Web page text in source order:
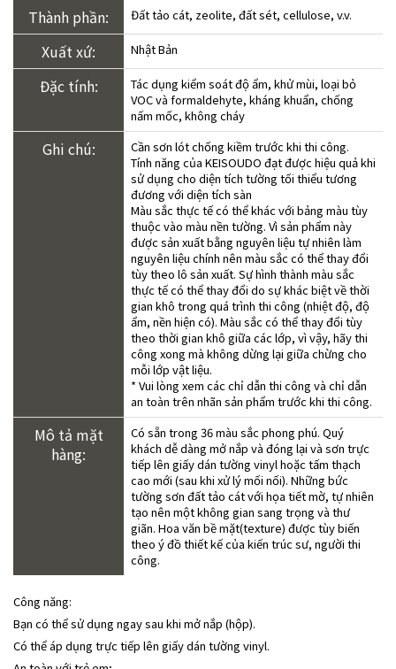
Thành phần: Đất tảo cát, zeolite, đất sét, cellulose, v.v.
Xuất xứ: Nhật Bản
Đặc tính:
Tác dụng kiểm soát độ ẩm, khử mùi, loại bỏ
VOC và formaldehyte, kháng khuẩn, chống
nấm mốc, không cháy
Ghi chú:
Cần sơn lót chống kiềm trước khi thi công.
Tính năng của KEISOUDO đạt được hiệu quả khi
sử dụng cho diện tích tường tối thiểu tương
đương với diện tích sàn
Màu sắc thực tế có thể khác với bảng màu tùy
thuộc vào màu nền tường. Vì sản phẩm này
được sản xuất bằng nguyên liệu tự nhiên làm
nguyên liệu chính nên màu sắc có thể thay đổi
tùy theo lô sản xuất. Sự hình thành màu sắc
thực tế có thể thay đổi do sự khác biệt về thời
gian khô trong quá trình thi công (nhiệt độ, độ
ẩm, nền hiện có). Màu sắc có thể thay đổi tùy
theo thời gian khô giữa các lớp, vì vậy, hãy thi
công xong mà không dừng lại giữa chừng cho
mỗi lớp vật liệu.
* Vui lòng xem các chỉ dẫn thi công và chỉ dẫn
an toàn trên nhãn sản phẩm trước khi thi công.
Mô tả mặt
hàng:
Có sẵn trong 36 màu sắc phong phú. Quý
khách dễ dàng mở nắp và đóng lại và sơn trực
tiếp lên giấy dán tường vinyl hoặc tấm thạch
cao mới (sau khi xử lý mối nối). Những bức
tường sơn đất tảo cát với họa tiết mờ, tự nhiên
tạo nên một không gian sang trọng và thư
giãn. Hoa văn bề mặt(texture) được tùy biến
theo ý đồ thiết kế của kiến trúc sư, người thi
công.
Công năng:
Bạn có thể sử dụng ngay sau khi mở nắp (hộp).
Có thể áp dụng trực tiếp lên giấy dán tường vinyl.